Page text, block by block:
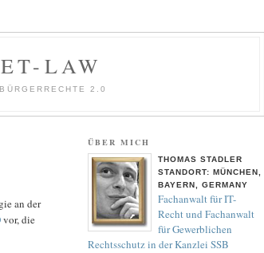
LAW
2.0
an der
vor, die
ÜBER MICH
THOMAS STADLER
STANDORT: MÜNCHEN,
BAYERN, GERMANY
Fachanwalt für IT-
Recht und Fachanwalt
für Gewerblichen
Rechtsschutz in der Kanzlei SSB